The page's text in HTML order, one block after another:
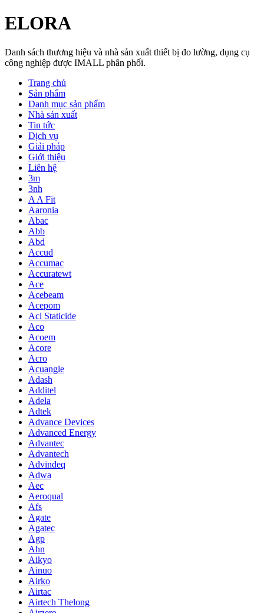
ELORA
Danh sách thương hiệu và nhà sản xuất thiết bị đo lường, dụng cụ
công nghiệp được IMALL phân phối.
Trang chủ
Sản phẩm
Danh mục sản phẩm
Nhà sản xuất
Tin tức
Dịch vụ
Giải pháp
Giới thiệu
Liên hệ
3m
3nh
A A Fit
Aaronia
Abac
Abb
Abd
Accud
Accumac
Accuratewt
Ace
Acebeam
Acepom
Acl Staticide
Aco
Acoem
Acore
Acro
Acuangle
Adash
Additel
Adela
Adtek
Advance Devices
Advanced Energy
Advantec
Advantech
Advindeq
Adwa
Aec
Aeroqual
Afs
Agate
Agatec
Agp
Ahn
Aikyo
Ainuo
Airko
Airtac
Airtech Thelong